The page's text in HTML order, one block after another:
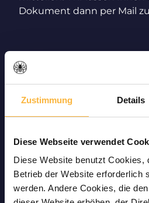
Zustimmung Details
Diese Webseite verwendet
Diese Website benutzt Cookies,
Betrieb der Website erforderlich
werden. Andere Cookies, die
Dokument dann per Mail
Sicherer
Österreich – dank
tiergerechter
Als Imker-Shop in
Versand nach Österreich